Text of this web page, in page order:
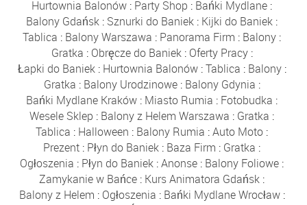
Hurtownia Balonów : Party Shop : Bańki Mydlane :
Balony Gdańsk : Sznurki do Baniek : Kijki do Baniek :
Tablica : Balony Warszawa : Panorama Firm : Balony :
Gratka : Obręcze do Baniek: Oferty Pracy:
Łapki do Baniek: Hurtownia Balonów:Tablica : Balony:
Gratka : Balony Urodzinowe: Balony Gdynia :
Bańki Mydlane Kraków : Miasto Rumia : Fotobudka :
Wesele Sklep : Balony z Helem Warszawa : Gratka :
Tablica : Halloween : Balony Rumia :Auto Moto :
Prezent : Płyn do Baniek : Baza Firm : Gratka :
Ogłoszenia : Płyn do Baniek :Anonse : Balony Foliowe :
Zamykanie w Bańce : Kurs Animatora Gdańsk :
Balony z Helem : Ogłoszenia : Bańki Mydlane Wrocław: